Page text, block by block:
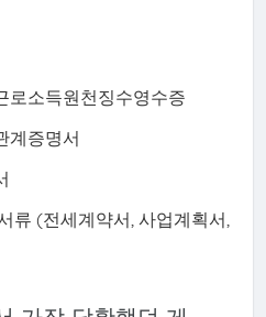
로소득원천징수영수증
계증명서
류 (전세계약서, 사업계획서,